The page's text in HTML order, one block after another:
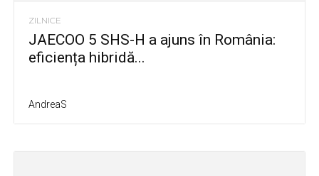
ZILNICE
JAECOO 5 SHS-H a ajuns în România:
eficiența hibridă...
AndreaS